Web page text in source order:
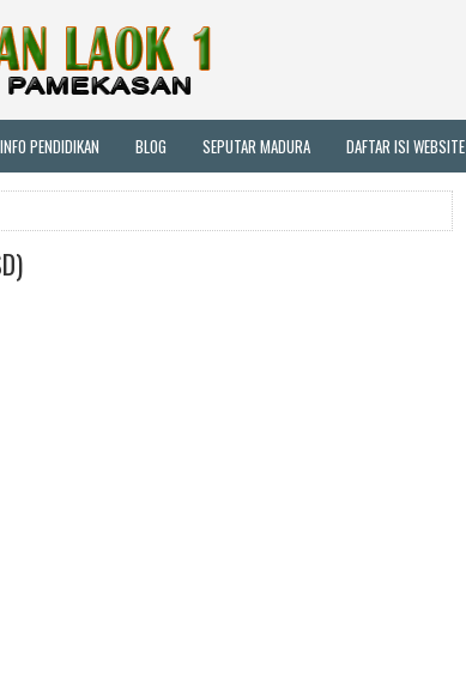
INFO PENDIDIKAN BLOG SEPUTAR MADURA DAFTAR ISI WEBSITE